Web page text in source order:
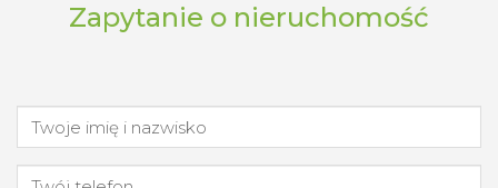
Zapytanie o nieruchomość